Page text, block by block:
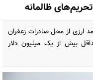
ظالمانه
۵۰۰ هزار دلار درآمد ارزی از محل صادرات زعفران
بیش از یک میلیون دلار